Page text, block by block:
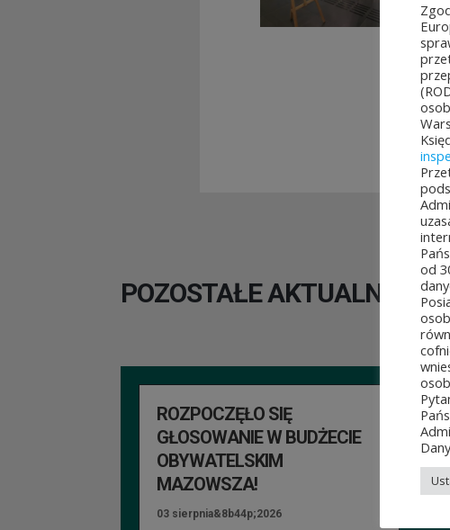
POZOSTAŁE AKTUALNOŚCI
ROZPOCZĘŁO SIĘ
GŁOSOWANIE W BUDŻECIE
OBYWATELSKIM
MAZOWSZA!
03 sierpnia&8b44p;2026
od